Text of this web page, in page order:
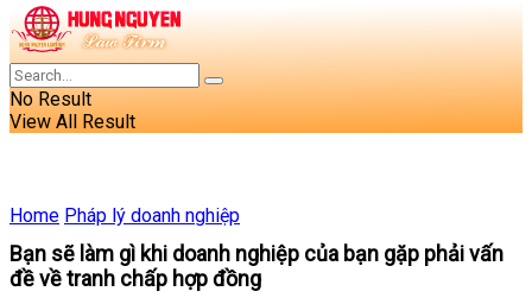
No Result
View All Result
Home Pháp lý doanh nghiệp
Bạn sẽ làm gì khi doanh nghiệp của bạn gặp phải vấn
đề về tranh chấp hợp đồng